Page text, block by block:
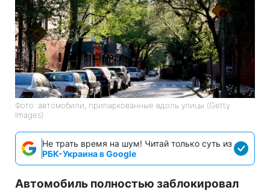
Фото: автомобили, припаркованные вдоль улицы (Getty
Images)
Не трать время на шум! Читай только суть из
РБК-Украина в Google
Автомобиль полностью заблокировал